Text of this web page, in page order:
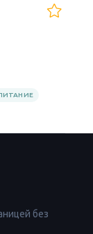
без